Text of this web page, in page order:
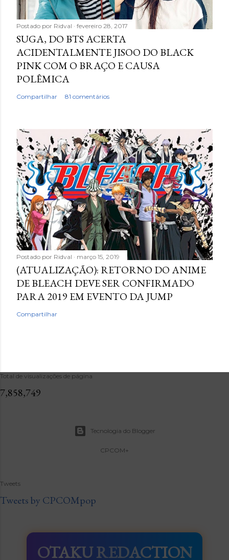
Postado por Ridval fevereiro 28, 2017
SUGA, DO BTS ACERTA
ACIDENTALMENTE JISOO DO BLACK
PINK COM O BRAÇO E CAUSA
POLÊMICA
Compartilhar 81 comentários
Postado por Ridval março 15, 2019
(ATUALIZAÇÃO): RETORNO DO ANIME
DE BLEACH DEVE SER CONFIRMADO
PARA 2019 EM EVENTO DA JUMP
Compartilhar
Total de visualizações de página
7,858,749
Tecnologia do Blogger
CPCOM+
Tweets
Tweets by CPCOMpop
OTAKU REDACTION